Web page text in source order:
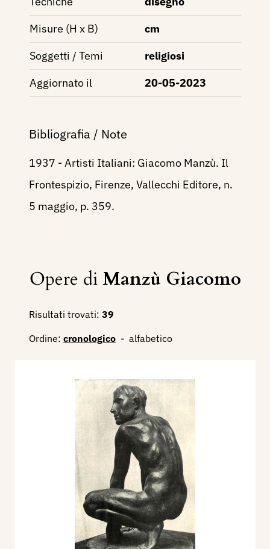
Misure (H x B)
cm
Soggetti / Temi
religiosi
Aggiornato il
20-05-2023
Bibliografia / Note
1937 - Artisti Italiani: Giacomo Manzù. Il
Frontespizio, Firenze, Vallecchi Editore, n.
5 maggio, p. 359.
Opere diManzù Giacomo
Risultati trovati: 39
Ordine: cronologico - alfabetico